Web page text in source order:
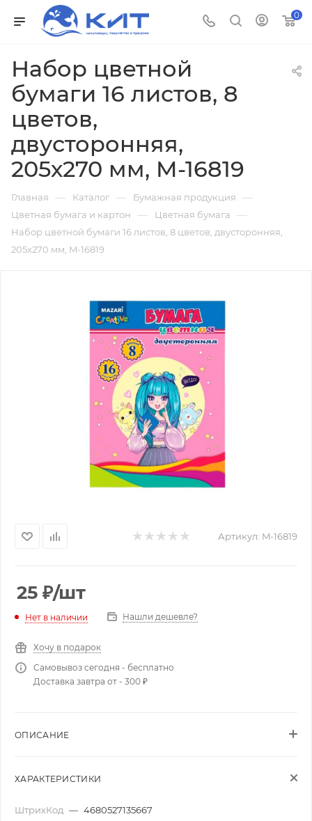
0
Набор цветной
бумаги 16 листов, 8
цветов,
двусторонняя,
205х270 мм, M-16819
Главная — Каталог — Бумажная продукция —
Цветная бумага и картон — Цветная бумага —
Набор цветной бумаги 16 листов, 8 цветов, двусторонняя,
205х270 мм, M-16819
Артикул: M-16819
25 ₽/шт
Нет в наличии Нашли дешевле?
Хочу в подарок
Самовывоз сегодня - бесплатно
Доставка завтра от - 300 ₽
ОПИСАНИЕ
ХАРАКТЕРИСТИКИ
ШтрихКод — 4680527135667